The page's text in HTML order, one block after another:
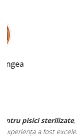
Apreciez foarte mult
doar hrană, ci